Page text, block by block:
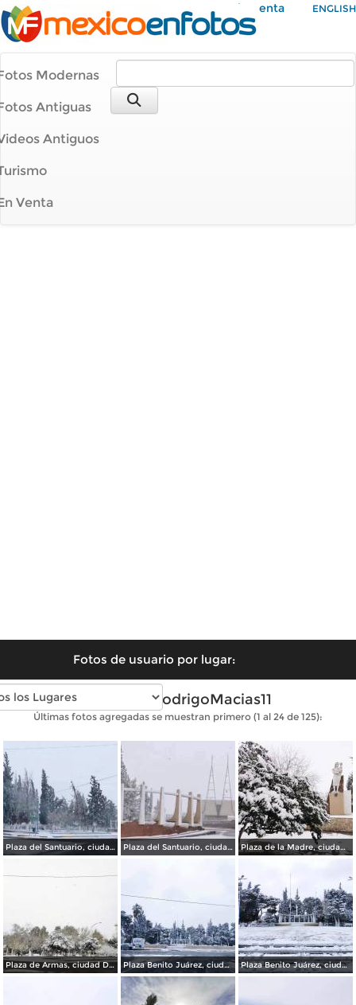
Mi Cuenta ENGLISH
Modernas
Antiguas
Antiguos
Venta
Fotos de usuario por lugar:
Fotos de RodrigoMacias11
Últimas fotos agregadas se muestran primero (1 al 24 de 125):
Plaza del Santuario, ciudad Delicias Chihuahua. Plaza del Santuario, ciudad Delicias. Plaza de la Madre, ciudad Delicias.
Plaza de Armas, ciudad Delicias. Plaza Benito Juárez, ciudad Delicias Chihuahua. Plaza Benito Juárez, ciudad Delicias.